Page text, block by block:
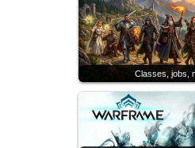
Classes, jobs,